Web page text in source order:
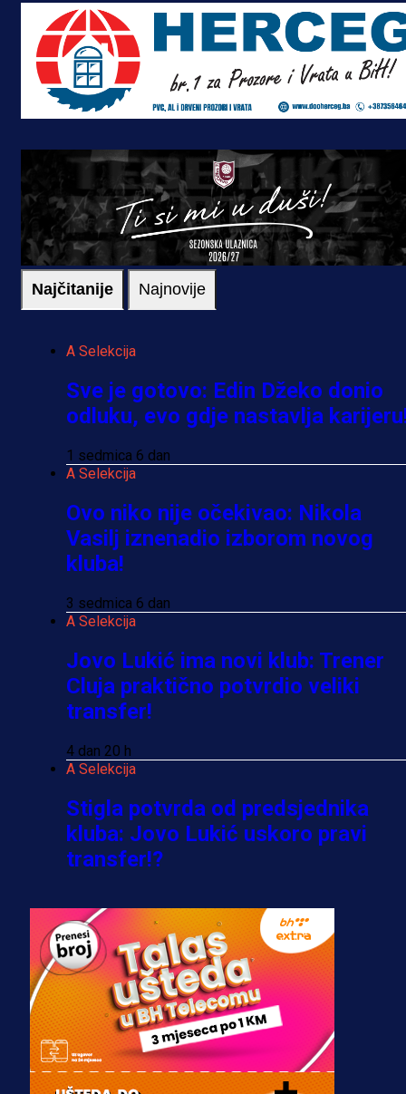
Najčitanije Najnovije
A Selekcija
Sve je gotovo: Edin Džeko donio
odluku, evo gdje nastavlja
1 sedmica 6 dan
A Selekcija
Ovo niko nije očekivao: Nikola
Vasilj iznenadio izborom novog
kluba!
3 sedmica 6 dan
A Selekcija
Jovo Lukić ima novi klub: Trener
Cluja praktično potvrdio veliki
transfer!
4 dan 20 h
A Selekcija
Stigla potvrda od predsjednika
kluba: Jovo Lukić uskoro pravi
transfer!?
A Selekcija
Zmajevi dobili veliko pojačanje:
Fudbaler Olympiacosa želi obući
dres BiH!
3 sedmica 4 dan
Premijer liga BiH